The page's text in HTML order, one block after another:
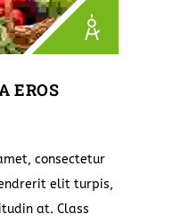
EROS
consectetur
elit turpis,
at. Class